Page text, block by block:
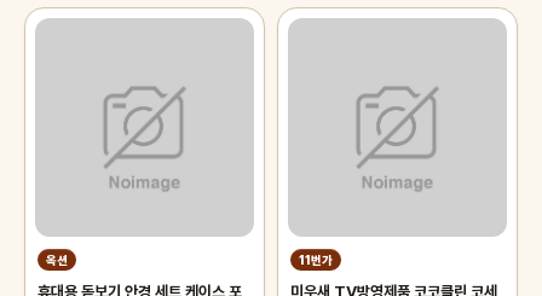
옥션
휴대용 돋보기 안경 세트 케이스 포
11번가
미우새 TV방영제품 코코클린 코세